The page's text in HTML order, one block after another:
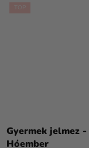
Gyermek jelmez -
Hóember